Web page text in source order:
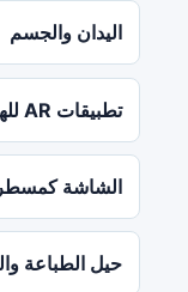
اليدان والجسم
تطبيقات AR للهاتف
الشاشة
حيل الطباعة